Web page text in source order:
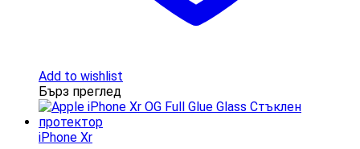
Add to wishlist
Бърз преглед
iPhone Xr